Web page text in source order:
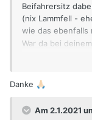
Beifahrersitz
(nix Lammfell -
wie das ebenfalls
War da bei
Ich kann daher
Elmar
Danke 🙏🏻
Am 2.1.2021